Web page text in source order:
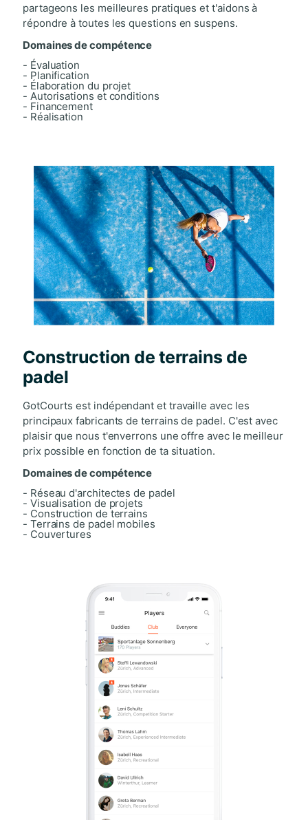
partageons les meilleures pratiques et t'aidons à
répondre à toutes les questions en suspens.
Domaines de compétence
- Évaluation
- Planification
- Élaboration du projet
- Autorisations et conditions
- Financement
- Réalisation
Construction de terrains de
padel
GotCourts est indépendant et travaille avec les
principaux fabricants de terrains de padel. C'est avec
plaisir que nous t'enverrons une offre avec le meilleur
prix possible en fonction de ta situation.
Domaines de compétence
- Réseau d'architectes de padel
- Visualisation de projets
- Construction de terrains
- Terrains de padel mobiles
- Couvertures